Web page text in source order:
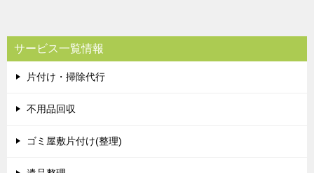
サービス一覧情報
片付け・掃除代行
不用品回収
ゴミ屋敷片付け(整理)